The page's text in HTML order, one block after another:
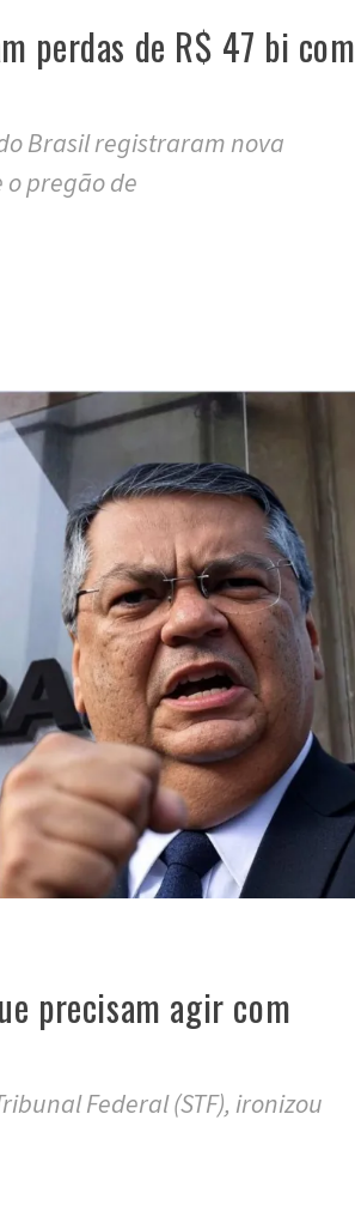
perdas de R$ 47 bi com
Brasil registraram nova
pregão de
precisam agir com
Federal (STF), ironizou